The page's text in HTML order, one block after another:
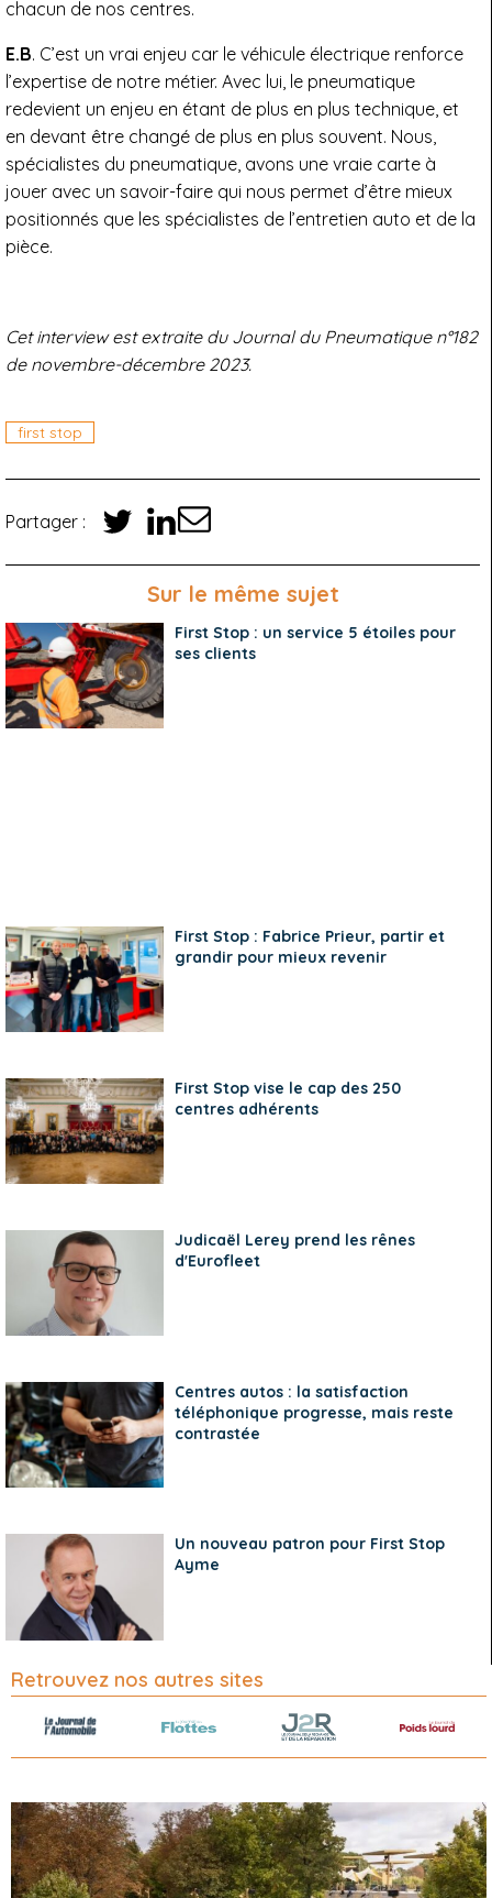
chacun de nos centres.
E.B. C’est un vrai enjeu car le véhicule électrique renforce
l’expertise de notre métier. Avec lui, le pneumatique
redevient un enjeu en étant de plus en plus technique, et
en devant être changé de plus en plus souvent. Nous,
spécialistes du pneumatique, avons une vraie carte à
jouer avec un savoir-faire qui nous permet d’être mieux
positionnés que les spécialistes de l’entretien auto et de la
pièce.
Cet interview est extraite du Journal du Pneumatique n°182
de novembre-décembre 2023.
first stop
Partager :
Sur le même sujet
First Stop : un service 5 étoiles pour
ses clients
First Stop : Fabrice Prieur, partir et
grandir pour mieux revenir
First Stop vise le cap des 250
centres adhérents
Judicaël Lerey prend les rênes
d'Eurofleet
Centres autos : la satisfaction
téléphonique progresse, mais reste
contrastée
Un nouveau patron pour First Stop
Ayme
Retrouvez nos autres sites